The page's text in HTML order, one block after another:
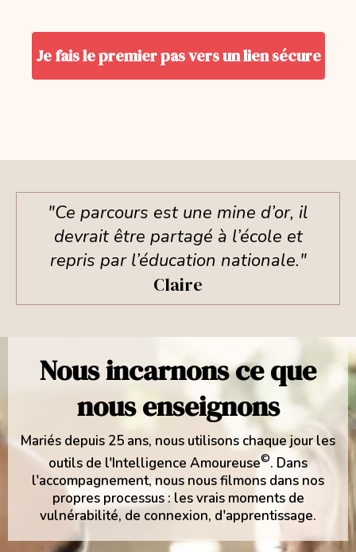
Je fais le premier pas vers un lien sécure
"Ce parcours est une mine d’or, il
devrait être partagé à l’école et
repris par l’éducation nationale."
Claire
Nous incarnons ce que
nous enseignons
Mariés depuis 25 ans, nous utilisons chaque jour les
outils de l'Intelligence Amoureuse©. Dans
l'accompagnement, nous nous filmons dans nos
propres processus : les vrais moments de
vulnérabilité, de connexion, d'apprentissage.